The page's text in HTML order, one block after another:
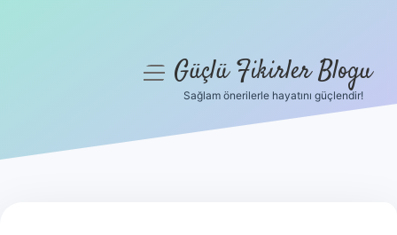
menüyüGüçlü Fikirler Blogu
Sağlam önerilerle hayatını güçlendir!